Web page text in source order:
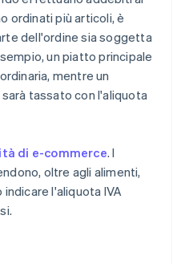
ordinati più articoli, è
dell'ordine sia soggetta
un piatto principale
mentre un
tassato con l'aliquota
di e-commerce. I
oltre agli alimenti,
l'aliquota IVA